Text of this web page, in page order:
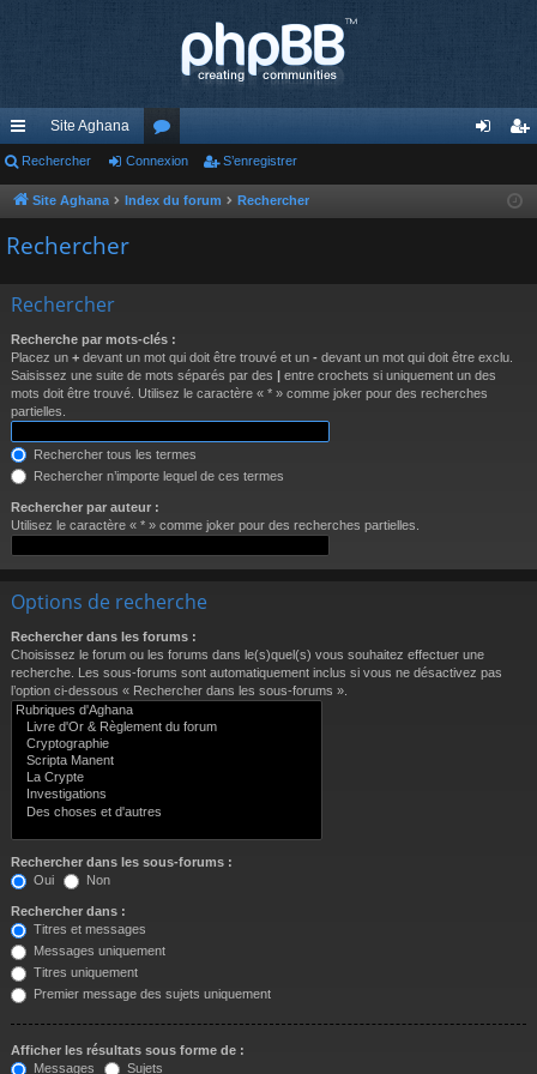
cc
ès
ra
de
Site Aghana
or
u nr
Rechercher Connexion S’enregistrer
Site Aghana Index du forum Rechercher
Rechercher
Rechercher
Recherche par mots-clés :
Placez un + devant un mot qui doit être trouvé et un - devant un mot qui doit être exclu.
Saisissez une suite de mots séparés par des | entre crochets si uniquement un des
mots doit être trouvé. Utilisez le caractère « * » comme joker pour des recherches
partielles.
Rechercher tous les termes
Rechercher n’importe lequel de ces termes
Rechercher par auteur :
Utilisez le caractère « * » comme joker pour des recherches partielles.
Options de recherche
Rechercher dans les forums :
Choisissez le forum ou les forums dans le(s)quel(s) vous souhaitez effectuer une
recherche. Les sous-forums sont automatiquement inclus si vous ne désactivez pas
l’option ci-dessous « Rechercher dans les sous-forums ».
Rechercher dans les sous-forums :
Oui
Non
Rechercher dans :
Titres et messages
Messages uniquement
Titres uniquement
Premier message des sujets uniquement
Afficher les résultats sous forme de :
Messages
Sujets